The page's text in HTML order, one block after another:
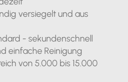
versiegelt und aus
- sekundenschnell
einfache Reinigung
von 5.000 bis 15.000